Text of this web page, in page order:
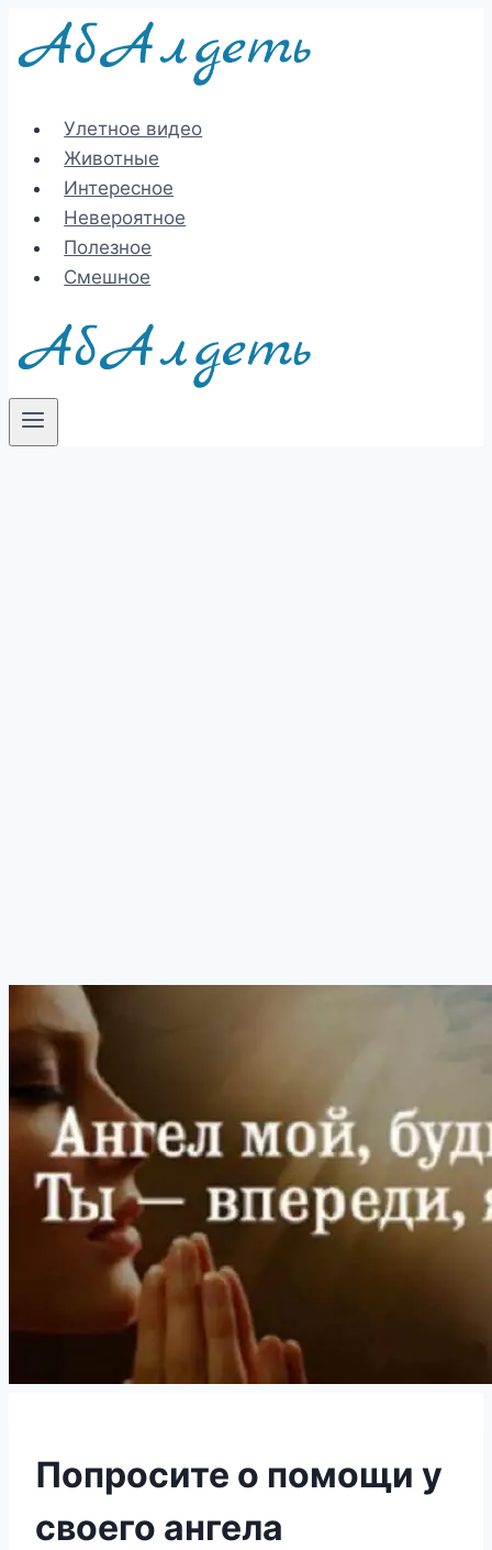
Перейти
Улетное видео
Животные
Интересное
Невероятное
Полезное
Смешное
Попросите о помощи у
своего ангела